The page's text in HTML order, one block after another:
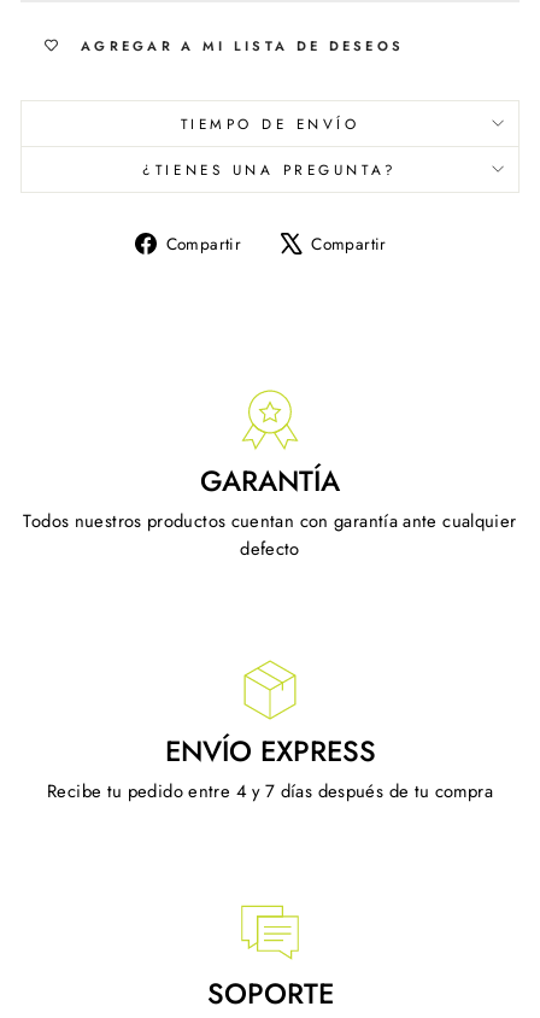
AGREGAR A MI LISTA DE DESEOS
TIEMPO DE ENVÍO
¿TIENES UNA PREGUNTA?
Compartir
CompartirCompartir
GARANTÍA
Todos nuestros productos cuentan con garantía ante cualquier
defecto
ENVÍO EXPRESS
Recibe tu pedido entre 4 y 7 días después de tu compra
SOPORTE